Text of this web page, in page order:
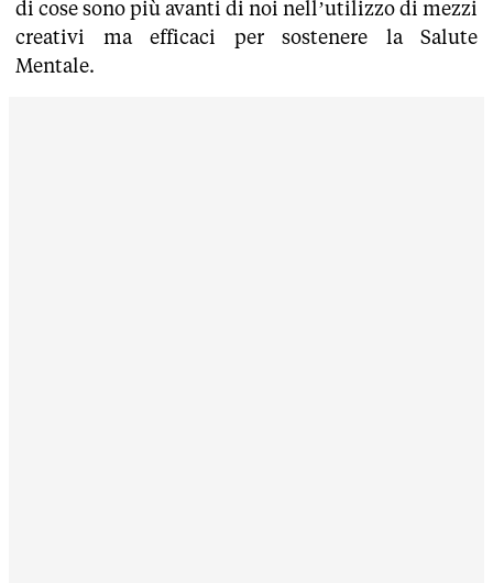
di cose sono più avanti di noi nell’utilizzo di mezzi
creativi ma efficaci per sostenere la Salute
Mentale.